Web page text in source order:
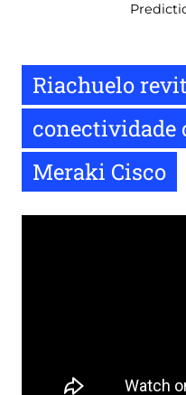
Riachuelo
conectividade
Meraki Cisco